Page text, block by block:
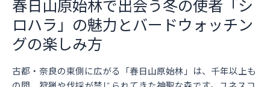
春日山原始林で出会う冬の使者「シ
ロハラ」の魅力とバードウォッチン
グの楽しみ方
古都・奈良の東側に広がる「春日山原始林」は、千年以上も